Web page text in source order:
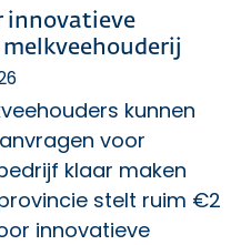
innovatieve
kunnen
voor
klaar maken
stelt ruim €2
innovatieve